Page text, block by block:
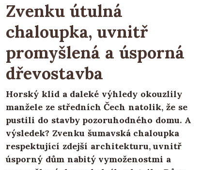
Zvenku útulná
chaloupka, uvnitř
promyšlená a úsporná
dřevostavba
Horský klid a daleké výhledy okouzlily
manžele ze středních Čech natolik, že se
pustili do stavby pozoruhodného domu. A
výsledek? Zvenku šumavská chaloupka
respektující zdejší architekturu, uvnitř
úsporný dům nabitý vymoženostmi a